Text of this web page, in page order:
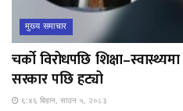
मुख्य समाचार
चर्को विरोधपछि
सरकार पछि हट्यो
६:४६ बिहान, साउन ५, २०८३